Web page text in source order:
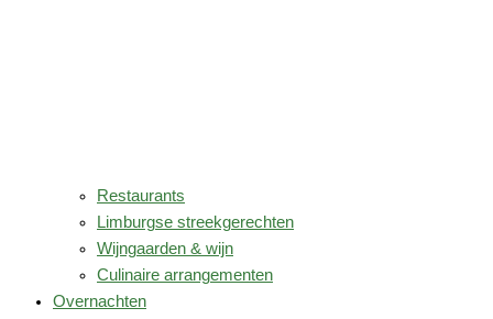
Restaurants
Limburgse streekgerechten
Wijngaarden & wijn
Culinaire arrangementen
Overnachten